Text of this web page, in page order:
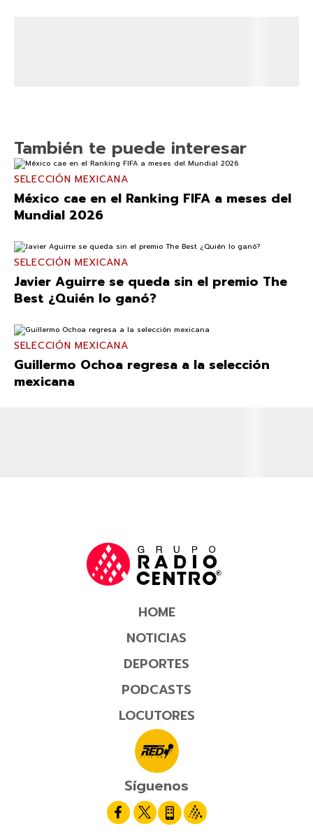
También te puede interesar
SELECCIÓN MEXICANA
México cae en el Ranking FIFA a meses del
Mundial 2026
SELECCIÓN MEXICANA
Javier Aguirre se queda sin el premio The
Best ¿Quién lo ganó?
SELECCIÓN MEXICANA
Guillermo Ochoa regresa a la selección
mexicana
HOME
NOTICIAS
DEPORTES
PODCASTS
LOCUTORES
Síguenos